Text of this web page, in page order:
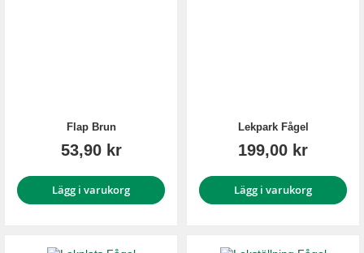
Flap Brun
53,90 kr
Lägg i varukorg
Lekpark Fågel
199,00 kr
Lägg i varukorg